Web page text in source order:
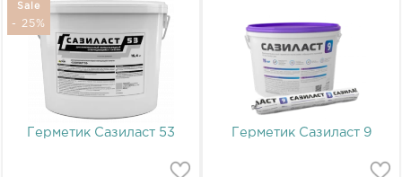
- 25%
Sale
Герметик Сазиласт 53 Герметик Сазиласт 9